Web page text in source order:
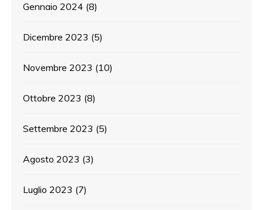
Gennaio 2024 (8)
Dicembre 2023 (5)
Novembre 2023 (10)
Ottobre 2023 (8)
Settembre 2023 (5)
Agosto 2023 (3)
Luglio 2023 (7)